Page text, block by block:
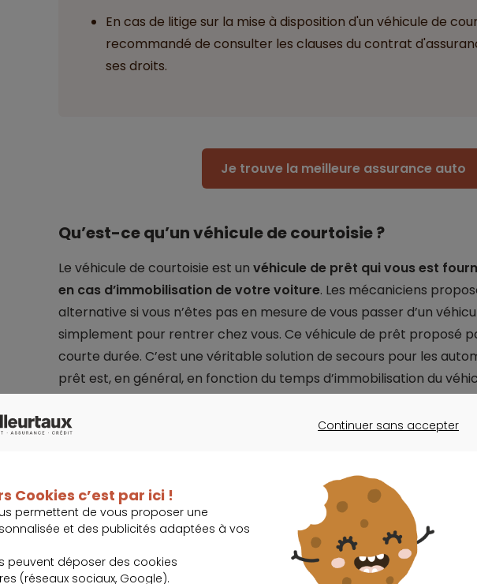
En cas de litige sur la mise à disposition d'un véhicule de
recommandé de consulter les clauses du contrat
ses droits.
Je trouve la meilleure assurance auto
Qu’est-ce qu’un véhicule de courtoisie ?
Le véhicule de courtoisie est un véhicule de prêt qui vous est
en cas d’immobilisation de votre voiture. Les mécaniciens
alternative si vous n’êtes pas en mesure de vous passer d’un
simplement pour rentrer chez vous. Ce véhicule de prêt proposé
courte durée. C’est une véritable solution de secours pour les
prêt est, en général, en fonction du temps d’immobilisation du
Les garages prêtent des véhicules de courtoisie aux automobilistes
Vous avez besoin de faire des réparations sur votre voiture
panne mécanique ;
Vous avez eu un accident et devez laisser votre voiture au
carrosserie (débosselage) et tous les dommages causés à
Vous laissez votre voiture pour l’entretien et la réparation de
Continuer sans accepter
Cookies c’est par ici !
permettent de vous proposer une
et des publicités adaptées à vos
peuvent déposer des cookies
(réseaux sociaux, Google).